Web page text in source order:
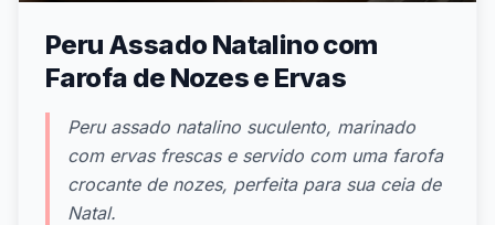
Peru Assado Natalino com
Farofa de Nozes e Ervas
Peru assado natalino suculento, marinado
com ervas frescas e servido com uma farofa
crocante de nozes, perfeita para sua ceia de
Natal.